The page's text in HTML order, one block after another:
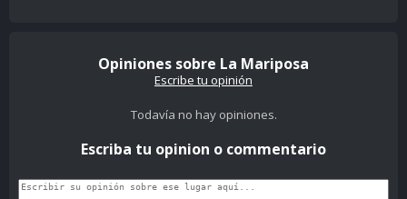
Opiniones sobre La Mariposa
Escribe tu opinión
Todavía no hay opiniones.
Escriba tu opinion o commentario